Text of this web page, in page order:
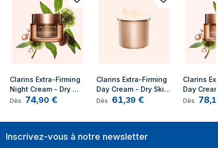
SHELL EXTRACT. FURCELLARIA
LUMBRICALIS EXTRACT.
TOCOPHEROL. LAPSANA COMMUNIS
FLOWER/LEAF/STEM EXTRACT. MARIS
SAL/SEA SALT/SEL MARIN.
Informations sur l'emballage
Clarins Extra-Firming
Night Cream - Dry
Skin Crème de nuit
Dès 74,90 €
Clarins Extra-Firming
Day Cream - Dry Skin
Refill Crème de jour
Dès 61,39 €
Clarins
Day
Crème
Dès 78,
Inscrivez-vous à notre newsletter